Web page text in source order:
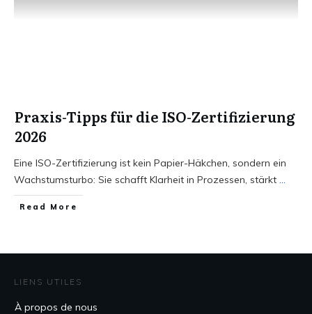
Praxis-Tipps für die ISO-Zertifizierung
2026
Eine ISO-Zertifizierung ist kein Papier-Häkchen, sondern ein
Wachstumsturbo: Sie schafft Klarheit in Prozessen, stärkt ...
Read More
LIENS UTILES
À propos de nous